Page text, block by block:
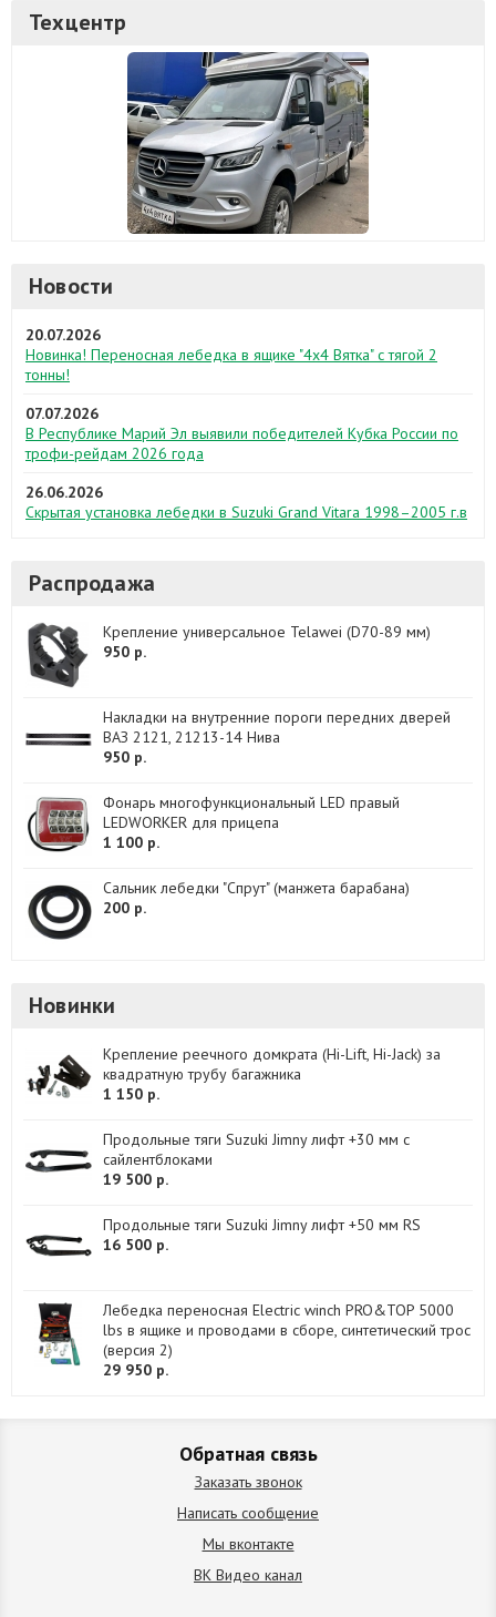
Техцентр
Новости
20.07.2026
Новинка! Переносная лебедка в ящике "4х4 Вятка" с тягой 2
тонны!
07.07.2026
В Республике Марий Эл выявили победителей Кубка России по
трофи-рейдам 2026 года
26.06.2026
Скрытая установка лебедки в Suzuki Grand Vitara 1998–2005 г.в
Распродажа
Крепление универсальное Telawei (D70-89 мм)
950 р.
Накладки на внутренние пороги передних дверей
ВАЗ 2121, 21213-14 Нива
950 р.
Фонарь многофункциональный LED правый
LEDWORKER для прицепа
1 100 р.
Сальник лебедки "Спрут" (манжета барабана)
200 р.
Новинки
Крепление реечного домкрата (Hi-Lift, Hi-Jack) за
квадратную трубу багажника
1 150 р.
Продольные тяги Suzuki Jimny лифт +30 мм с
сайлентблоками
19 500 р.
Продольные тяги Suzuki Jimny лифт +50 мм RS
16 500 р.
Лебедка переносная Electric winch PRO&TOP 5000
lbs в ящике и проводами в сборе, синтетический трос
(версия 2)
29 950 р.
Обратная связь
Заказать звонок
Написать сообщение
Мы вконтакте
ВК Видео канал